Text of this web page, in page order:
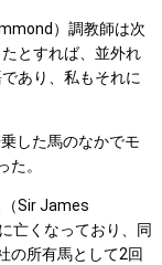
）調教師は次
とすれば、並外れ
あり、私もそれに
した馬のなかでモ
。
Sir James
亡くなっており、同
の所有馬として2回